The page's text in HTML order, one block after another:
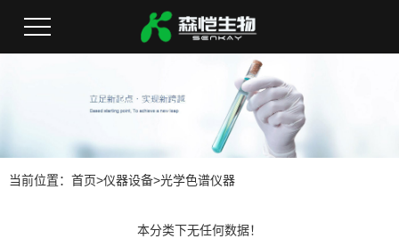
当前位置： 首页>仪器设备>光学色谱仪器
本分类下无任何数据！